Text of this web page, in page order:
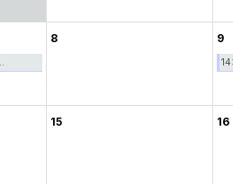
8 9
15 16